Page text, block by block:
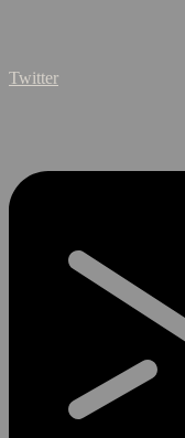
Twitter